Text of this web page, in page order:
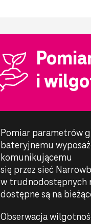
i
Pomiar parametrów
bateryjnemu
komunikującemu
się przez sieć
w trudnodostępnych
dostępne są na
Obserwacja